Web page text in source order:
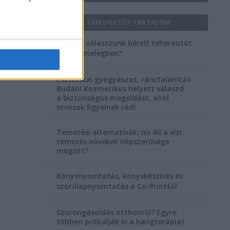
KIEMELT TÁMOGATÓI TARTALOM
Hogyan válasszunk bérelt teherautót
a nagy melegben?
Esztétikai gyógyászat, ránctalanítás
Budán! Kozmetikus helyett válaszd
a biztonságos megoldást, ahol
orvosok figyelnek rád!
Temetési alternatívák: mi áll a vízi
temetés növekvő népszerűsége
mögött?
Könyvnyomtatás, könyvkészítés és
szórólapnyomtatás a Co-Printtől
Szorongásoldás otthonról? Egyre
többen próbálják ki a hangterápiát